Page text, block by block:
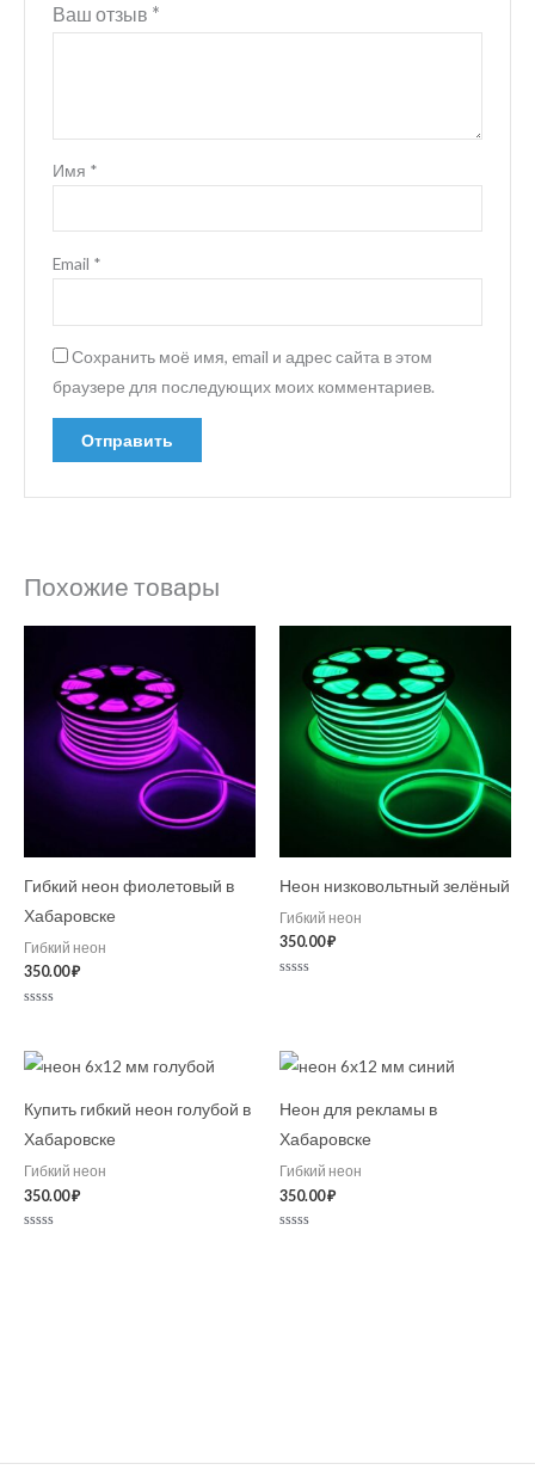
Ваш отзыв *
Имя *
Email *
Сохранить моё имя, email и адрес сайта в этом
браузере для последующих моих комментариев.
Похожие товары
Гибкий неон фиолетовый в
Хабаровске
Гибкий неон
350.00₽
5
Неон низковольтный зелёный
Гибкий неон
350.00₽
Купить гибкий неон голубой в
Хабаровске
Гибкий неон
350.00₽
Неон для рекламы в
Хабаровске
Гибкий неон
350.00₽